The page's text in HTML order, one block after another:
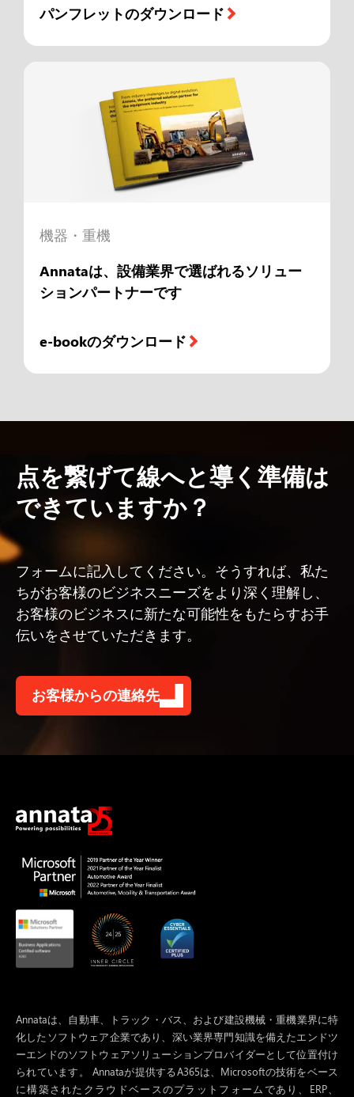
パンフレットのダウンロード
機器・重機
Annataは、設備業界で選ばれるソリュー
ションパートナーです
e-bookのダウンロード
点を繋げて線へと導く準備は
できていますか？
フォームに記入してください。そうすれば、私た
ちがお客様のビジネスニーズをより深く理解し、
お客様のビジネスに新たな可能性をもたらすお手
伝いをさせていただきます。
お客様からの連絡先
Annataは、自動車、トラック・バス、および建設機械・重機業界に特
化したソフトウェア企業であり、深い業界専門知識を備えたエンドツ
ーエンドのソフトウェアソリューションプロバイダーとして位置付け
られています。 Annataが提供するA365は、Microsoftの技術をベース
に構築されたクラウドベースのプラットフォームであり、ERP、